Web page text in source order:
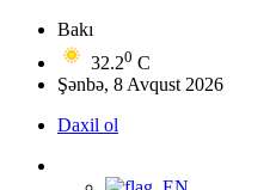
Bakı
32.20 C
Şənbə, 8 Avqust 2026
Daxil ol